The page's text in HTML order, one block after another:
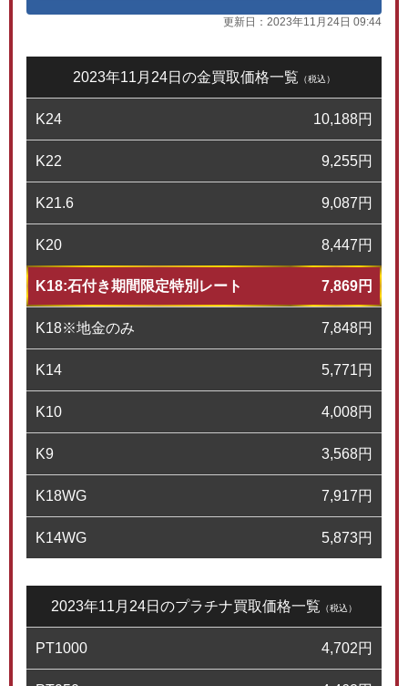
更新日： 2023年11月24日 09:44
2023年11月24日の金買取価格一覧 （税込）
K24 10,188円
K22 9,255円
K21.6 9,087円
K20 8,447円
K18:石付き期間限定特別レート 7,869円
K18※地金のみ 7,848円
K14 5,771円
K10 4,008円
K9 3,568円
K18WG 7,917円
K14WG 5,873円
2023年11月24日のプラチナ買取価格一覧 （税込）
PT1000 4,702円